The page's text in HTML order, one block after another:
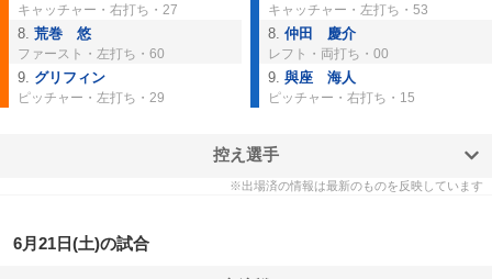
キャッチャー・ 右打ち ・27
8. 荒巻 悠
ファースト・ 左打ち ・60
9. グリフィン
ピッチャー・ 左打ち ・29
キャッチャー・ 左打ち ・53
8. 仲田 慶介
レフト・ 両打ち ・00
9. 與座 海人
ピッチャー・ 右打ち ・15
控え選手
※出場済の情報は最新のものを反映しています
6月21日(土)の試合